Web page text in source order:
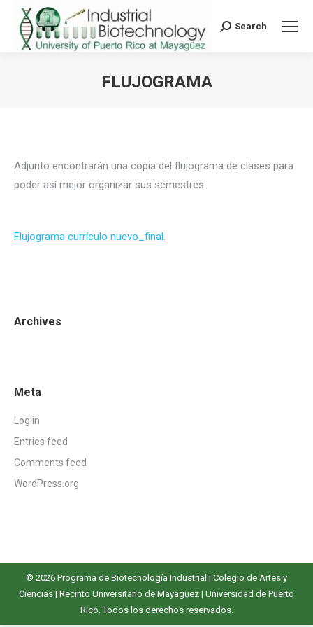
Search:
Search
FLUJOGRAMA
Adjunto encontrarán una copia del flujograma de clases para
poder así mejor organizar sus semestres.
Flujograma currículo nuevo_final.
Archives
Meta
Log in
Entries feed
Comments feed
WordPress.org
© 2026 Programa de Biotecnología Industrial | Colegio de Artes y
Ciencias | Recinto Universitario de Mayagüez | Universidad de Puerto
Rico. Todos los derechos reservados.